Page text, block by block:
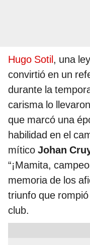
Hugo Sotil, una
convirtió en un
durante la
carisma lo
que marcó una
habilidad en el
mítico Johan
“¡Mamita,
memoria de los
triunfo que
club.